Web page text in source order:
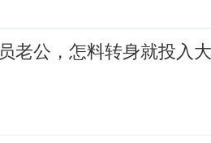
老公，怎料转身就投入